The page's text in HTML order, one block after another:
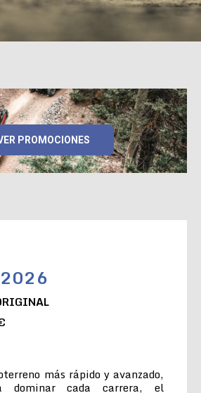
PROMOCIONES
más rápido y avanzado,
dominar cada carrera, el